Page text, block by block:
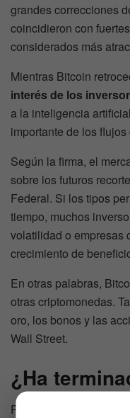
grandes correcciones
coincidieron con
considerados más
Mientras Bitcoin
interés de los
a la inteligencia
importante de los
Según la firma, el
sobre los futuros
Federal. Si los tipos
tiempo, muchos
volatilidad o empresas
crecimiento de
En otras palabras,
otras criptomonedas.
oro, los bonos y las
Wall Street.
¿Ha
Por ahora, la respuesta